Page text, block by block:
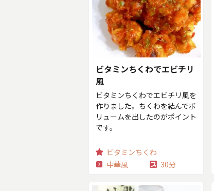
ビタミンちくわでエビチリ
風
ビタミンちくわでエビチリ風を
作りました。ちくわを結んでボ
リュームを出したのがポイント
です。
ビタミンちくわ
中華風
30分